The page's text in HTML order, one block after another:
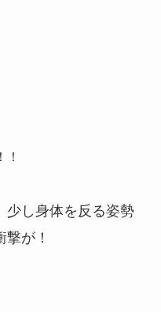
少し身体を反る姿勢
撃が！